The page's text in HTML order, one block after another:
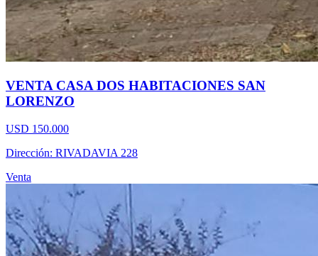
VENTA CASA DOS HABITACIONES SAN
LORENZO
USD 150.000
Dirección: RIVADAVIA 228
Venta